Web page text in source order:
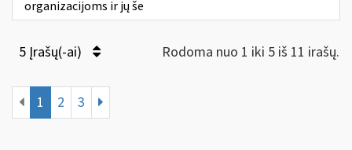
organizacijoms ir jų še
5 Įrašų(-ai) Rodoma nuo 1 iki 5 iš 11 irašų.
1 2 3